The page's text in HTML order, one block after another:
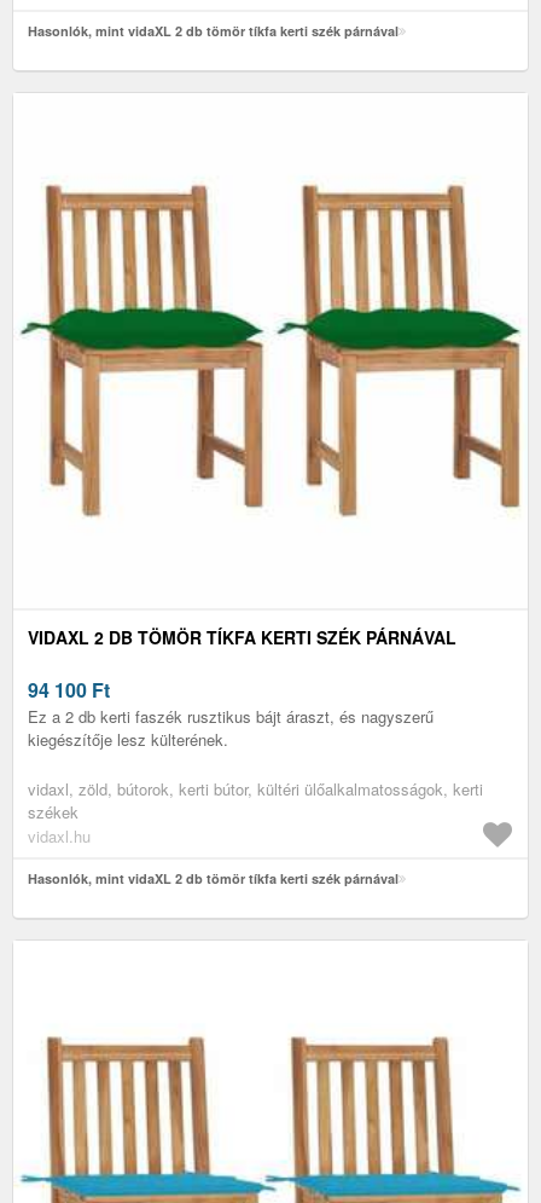
Hasonlók, mint vidaXL 2 db tömör tíkfa kerti szék párnával
VIDAXL 2 DB TÖMÖR TÍKFA KERTI SZÉK PÁRNÁVAL
94 100 Ft
Ez a 2 db kerti faszék rusztikus bájt áraszt, és nagyszerű
kiegészítője lesz külterének.
vidaxl, zöld, bútorok, kerti bútor, kültéri ülőalkalmatosságok, kerti
székek
vidaxl.hu
Hasonlók, mint vidaXL 2 db tömör tíkfa kerti szék párnával